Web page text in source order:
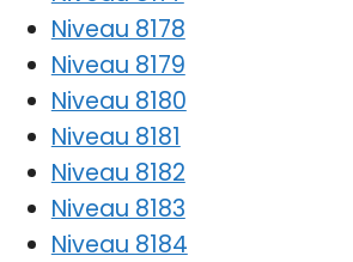
Niveau 8178
Niveau 8179
Niveau 8180
Niveau 8181
Niveau 8182
Niveau 8183
Niveau 8184